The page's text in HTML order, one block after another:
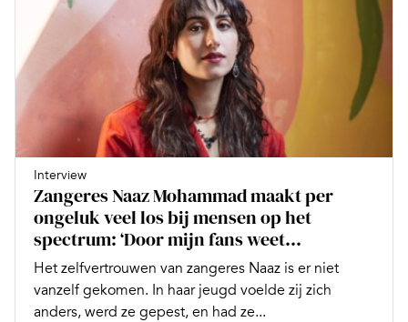
Interview
Zangeres Naaz Mohammad maakt per
ongeluk veel los bij mensen op het
spectrum: ‘Door mijn fans weet...
Het zelfvertrouwen van zangeres Naaz is er niet
vanzelf gekomen. In haar jeugd voelde zij zich
anders, werd ze gepest, en had ze...